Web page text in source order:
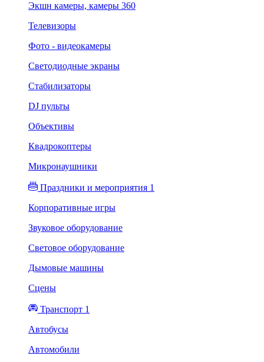
Экшн камеры, камеры 360
Телевизоры
Фото - видеокамеры
Светодиодные экраны
Стабилизаторы
DJ пульты
Объективы
Квадрокоптеры
Микронаушники
Праздники и мероприятия 1
Корпоративные игры
Звуковое оборудование
Световое оборудование
Дымовые машины
Сцены
Транспорт 1
Автобусы
Автомобили